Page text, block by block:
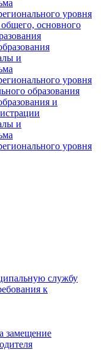
уровня
основного
и
уровня
образования
и
и
уровня
службу
к
замещение